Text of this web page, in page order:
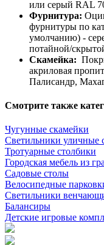
или серый RAL
Фурнитура:
фурнитуры по
умолчанию) -
потайной/
Скамейка:
акриловая
Палисандр,
Смотрите также
Чугунные скамейки
Светильники уличные
Тротуарные столбики
Городская мебель из
Садовые столы
Велосипедные
Светильники
Балансиры
Детские игровые